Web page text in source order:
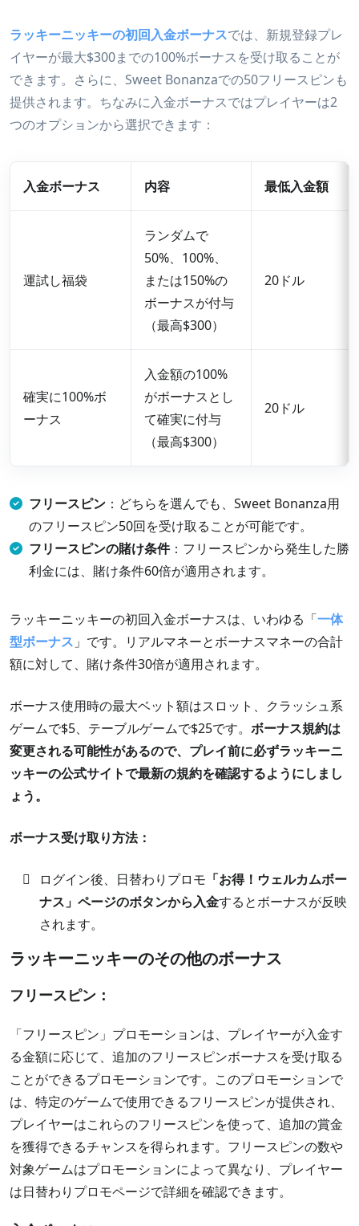
ラッキーニッキーの初回入金ボーナスでは、新規登録プレ
イヤーが最大$300までの100%ボーナスを受け取ることが
できます。さらに、Sweet Bonanzaでの50フリースピンも
提供されます。ちなみに入金ボーナスではプレイヤーは2
つのオプションから選択できます：
入金ボーナス 内容 最低入金額
運試し福袋
ランダムで
50%、100%、
または150%の
ボーナスが付与
（最高$300）
20ドル
確実に100%ボ
ーナス
入金額の100%
がボーナスとし
て確実に付与
（最高$300）
20ドル
フリースピン ：どちらを選んでも、Sweet Bonanza用
のフリースピン50回を受け取ることが可能です。
フリースピンの賭け条件：フリースピンから発生した勝
利金には、賭け条件60倍が適用されます。
ラッキーニッキーの初回入金ボーナスは、いわゆる「一体
型ボーナス 」です。リアルマネーとボーナスマネーの合計
額に対して、賭け条件30倍が適用されます。
ボーナス使用時の最大ベット額はスロット、クラッシュ系
ゲームで$5、テーブルゲームで$25です。 ボーナス規約は
変更される可能性があるので、プレイ前に必ずラッキーニ
ッキーの公式サイトで最新の規約を確認するようにしまし
ょう。
ボーナス受け取り方法：
ログイン後、日替わりプロモ 「お得！ウェルカムボー
ナス」ページのボタンから入金するとボーナスが反映
されます。
ラッキーニッキーのその他のボーナス
フリースピン：
「フリースピン」プロモーションは、プレイヤーが入金す
る金額に応じて、追加のフリースピンボーナスを受け取る
ことができるプロモーションです。このプロモーションで
は、特定のゲームで使用できるフリースピンが提供され、
プレイヤーはこれらのフリースピンを使って、追加の賞金
を獲得できるチャンスを得られます。フリースピンの数や
対象ゲームはプロモーションによって異なり、プレイヤー
は日替わりプロモページで詳細を確認できます。